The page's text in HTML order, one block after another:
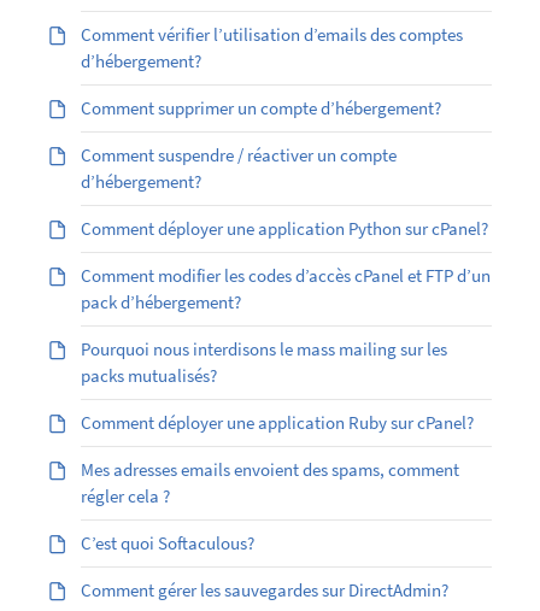
Comment vérifier l’utilisation d’emails des comptes
d’hébergement?
Comment supprimer un compte d’hébergement?
Comment suspendre / réactiver un compte
d’hébergement?
Comment déployer une application Python sur cPanel?
Comment modifier les codes d’accès cPanel et FTP d’un
pack d’hébergement?
Pourquoi nous interdisons le mass mailing sur les
packs mutualisés?
Comment déployer une application Ruby sur cPanel?
Mes adresses emails envoient des spams, comment
régler cela ?
C’est quoi Softaculous?
Comment gérer les sauvegardes sur DirectAdmin?